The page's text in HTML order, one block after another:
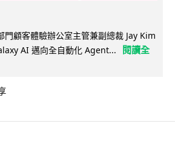
顧客體驗辦公室主管兼副總裁 Jay Kim
AI 邁向全自動化 Agent...
閱讀全